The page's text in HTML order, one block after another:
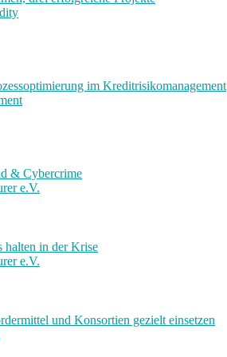
im Kreditrisikomanagement
& Cybercrime
e.V.
halten in der Krise
e.V.
und Konsortien gezielt einsetzen